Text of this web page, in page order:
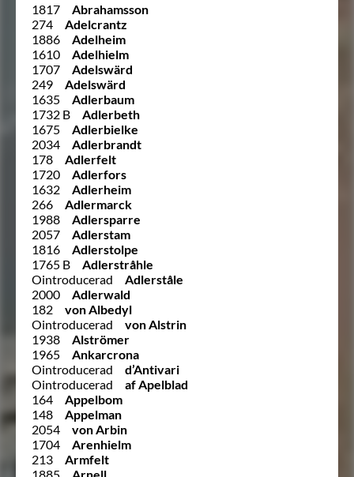
1817
Abrahamsson
274
Adelcrantz
1886
Adelheim
1610
Adelhielm
1707
Adelswärd
249
Adelswärd
1635
Adlerbaum
1732 B
Adlerbeth
1675
Adlerbielke
2034
Adlerbrandt
178
Adlerfelt
1720
Adlerfors
1632
Adlerheim
266
Adlermarck
1988
Adlersparre
2057
Adlerstam
1816
Adlerstolpe
1765 B
Adlerstråhle
Ointroducerad
Adlerståle
2000
Adlerwald
182
von Albedyl
Ointroducerad
von Alstrin
1938
Alströmer
1965
Ankarcrona
Ointroducerad
d’Antivari
Ointroducerad
af Apelblad
164
Appelbom
148
Appelman
2054
von Arbin
1704
Arenhielm
213
Armfelt